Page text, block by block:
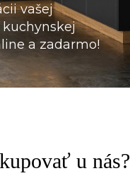
vašej
a zadarmo!
u nás?